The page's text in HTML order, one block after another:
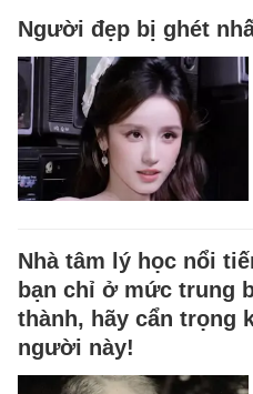
Người đẹp bị ghét
Nhà tâm lý học nổi
bạn chỉ ở mức trung
thành, hãy cẩn trọng
người này!